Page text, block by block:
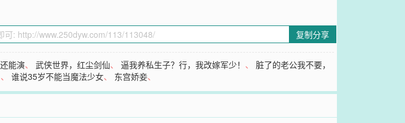
复制分享
能演、武侠世界，红尘剑仙、逼我养私生子？行，我改嫁军少！ 、脏了的老公我不要，
、谁说35岁不能当魔法少女、 东宫娇妾、